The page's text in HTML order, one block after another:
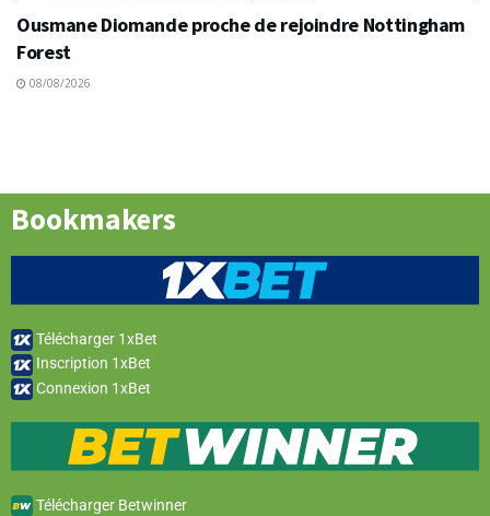
Ousmane Diomande proche de rejoindre Nottingham
Forest
08/08/2026
Bookmakers
Télécharger 1xBet
Inscription 1xBet
Connexion 1xBet
Télécharger Betwinner